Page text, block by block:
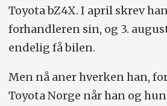
Toyota bZ4X. I april skrev
forhandleren sin, og 3.
endelig få bilen.
Men nå aner hverken han,
Toyota Norge når han og